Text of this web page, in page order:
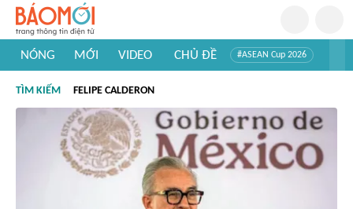
NÓNG MỚI VIDEO CHỦ ĐỀ #ASEAN Cup 2026
#Khám phá thế giới
TÌM KIẾM FELIPE CALDERON